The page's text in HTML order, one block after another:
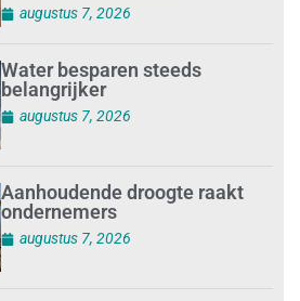
augustus 7, 2026
Water besparen steeds
belangrijker
augustus 7, 2026
Aanhoudende droogte raakt
ondernemers
augustus 7, 2026